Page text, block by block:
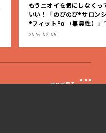
2027年度・LEE専属ブロガ
「LEE100人隊」の新隊員
集します！【締め切り：
（火）】
2026.07.07
すべて見る